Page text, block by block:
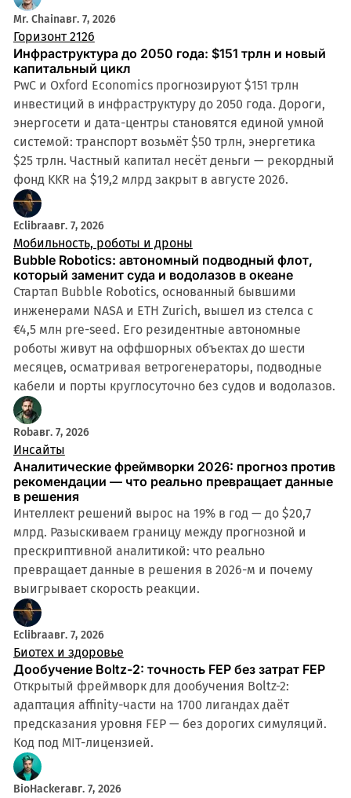
Mr. Chainавг. 7, 2026
Горизонт 2126
Инфраструктура до 2050 года: $151 трлн и новый
капитальный цикл
PwC и Oxford Economics прогнозируют $151 трлн
инвестиций в инфраструктуру до 2050 года. Дороги,
энергосети и дата-центры становятся единой умной
системой: транспорт возьмёт $50 трлн, энергетика
$25 трлн. Частный капитал несёт деньги — рекордный
фонд KKR на $19,2 млрд закрыт в августе 2026.
Eclibraавг. 7, 2026
Мобильность, роботы и дроны
Bubble Robotics: автономный подводный флот,
который заменит суда и водолазов в океане
Стартап Bubble Robotics, основанный бывшими
инженерами NASA и ETH Zurich, вышел из стелса с
€4,5 млн pre-seed. Его резидентные автономные
роботы живут на оффшорных объектах до шести
месяцев, осматривая ветрогенераторы, подводные
кабели и порты круглосуточно без судов и водолазов.
Robавг. 7, 2026
Инсайты
Аналитические фреймворки 2026: прогноз против
рекомендации — что реально превращает данные
в решения
Интеллект решений вырос на 19% в год — до $20,7
млрд. Разыскиваем границу между прогнозной и
прескриптивной аналитикой: что реально
превращает данные в решения в 2026-м и почему
выигрывает скорость реакции.
Eclibraавг. 7, 2026
Биотех и здоровье
Дообучение Boltz-2: точность FEP без затрат FEP
Открытый фреймворк для дообучения Boltz-2:
адаптация affinity-части на 1700 лигандах даёт
предсказания уровня FEP — без дорогих симуляций.
Код под MIT-лицензией.
BioHackerавг. 7, 2026